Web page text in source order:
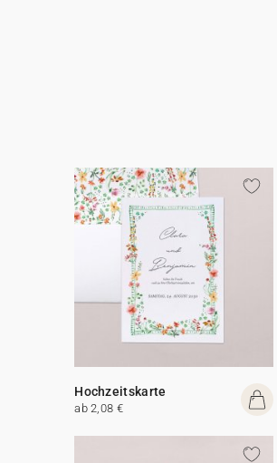
Hochzeitskarte
ab 2,08 €